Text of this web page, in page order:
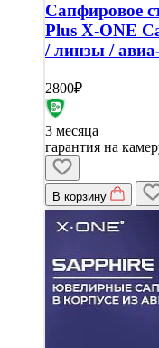
Сапфировое
Plus X-ONE
/ линзы /
2800₽
3 месяца
гарантия на
В корзину